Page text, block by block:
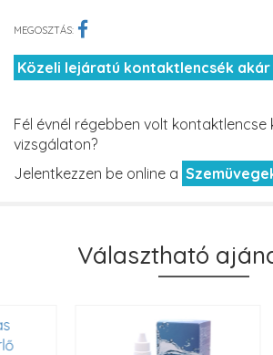
MEGOSZTÁS:
Közeli lejáratú kontaktlencsék akár
Fél évnél régebben volt kontaktlencse
vizsgálaton?
Jelentkezzen be online a
Választható